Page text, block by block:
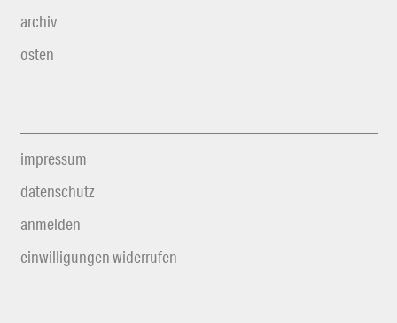
archiv
osten
impressum
datenschutz
anmelden
einwilligungen widerrufen